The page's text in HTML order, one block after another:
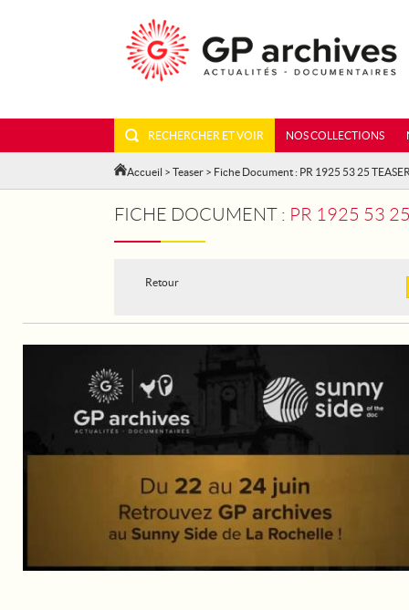
RECHERCHER ET VOIR NOS COLLECTIONS
Accueil > Teaser > Fiche Document : PR 1925 53 25
FICHE DOCUMENT : PR 1925 53
Retour